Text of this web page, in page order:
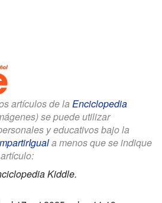
artículos de la Enciclopedia
se puede utilizar
y educativos bajo la
a menos que se indique
Kiddle.